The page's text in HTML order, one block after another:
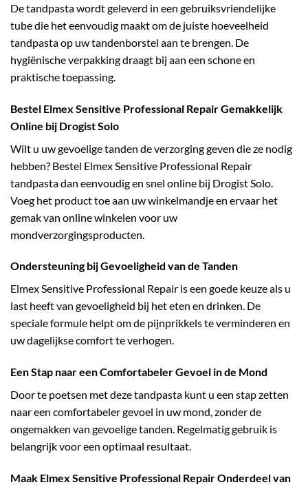
De tandpasta wordt geleverd in een gebruiksvriendelijke
tube die het eenvoudig maakt om de juiste hoeveelheid
tandpasta op uw tandenborstel aan te brengen. De
hygiënische verpakking draagt bij aan een schone en
praktische toepassing.
Bestel Elmex Sensitive Professional Repair Gemakkelijk
Online bij Drogist Solo
Wilt u uw gevoelige tanden de verzorging geven die ze nodig
hebben? Bestel Elmex Sensitive Professional Repair
tandpasta dan eenvoudig en snel online bij Drogist Solo.
Voeg het product toe aan uw winkelmandje en ervaar het
gemak van online winkelen voor uw
mondverzorgingsproducten.
Ondersteuning bij Gevoeligheid van de Tanden
Elmex Sensitive Professional Repair is een goede keuze als u
last heeft van gevoeligheid bij het eten en drinken. De
speciale formule helpt om de pijnprikkels te verminderen en
uw dagelijkse comfort te verhogen.
Een Stap naar een Comfortabeler Gevoel in de Mond
Door te poetsen met deze tandpasta kunt u een stap zetten
naar een comfortabeler gevoel in uw mond, zonder de
ongemakken van gevoelige tanden. Regelmatig gebruik is
belangrijk voor een optimaal resultaat.
Maak Elmex Sensitive Professional Repair Onderdeel van